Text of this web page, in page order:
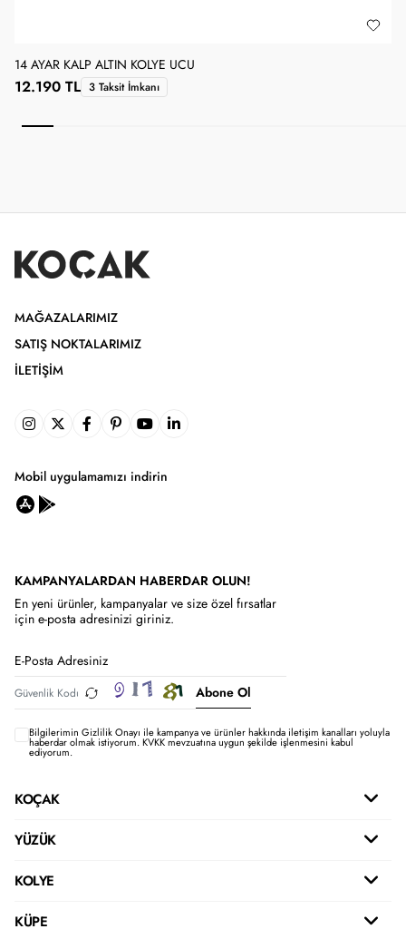
14 AYAR KALP ALTIN KOLYE UCU
12.190 TL 3 Taksit İmkanı
MAĞAZALARIMIZ
SATIŞ NOKTALARIMIZ
İLETIŞIM
Mobil uygulamamızı indirin
KAMPANYALARDAN HABERDAR OLUN!
En yeni ürünler, kampanyalar ve size özel fırsatlar
için e-posta adresinizi giriniz.
Abone Ol
Bilgilerimin Gizlilik Onayı ile kampanya ve ürünler hakkında iletişim kanalları yoluyla
haberdar olmak istiyorum.KVKK mevzuatına uygun şekilde işlenmesini kabul
ediyorum.
KOÇAK
YÜZÜK
KOLYE
KÜPE